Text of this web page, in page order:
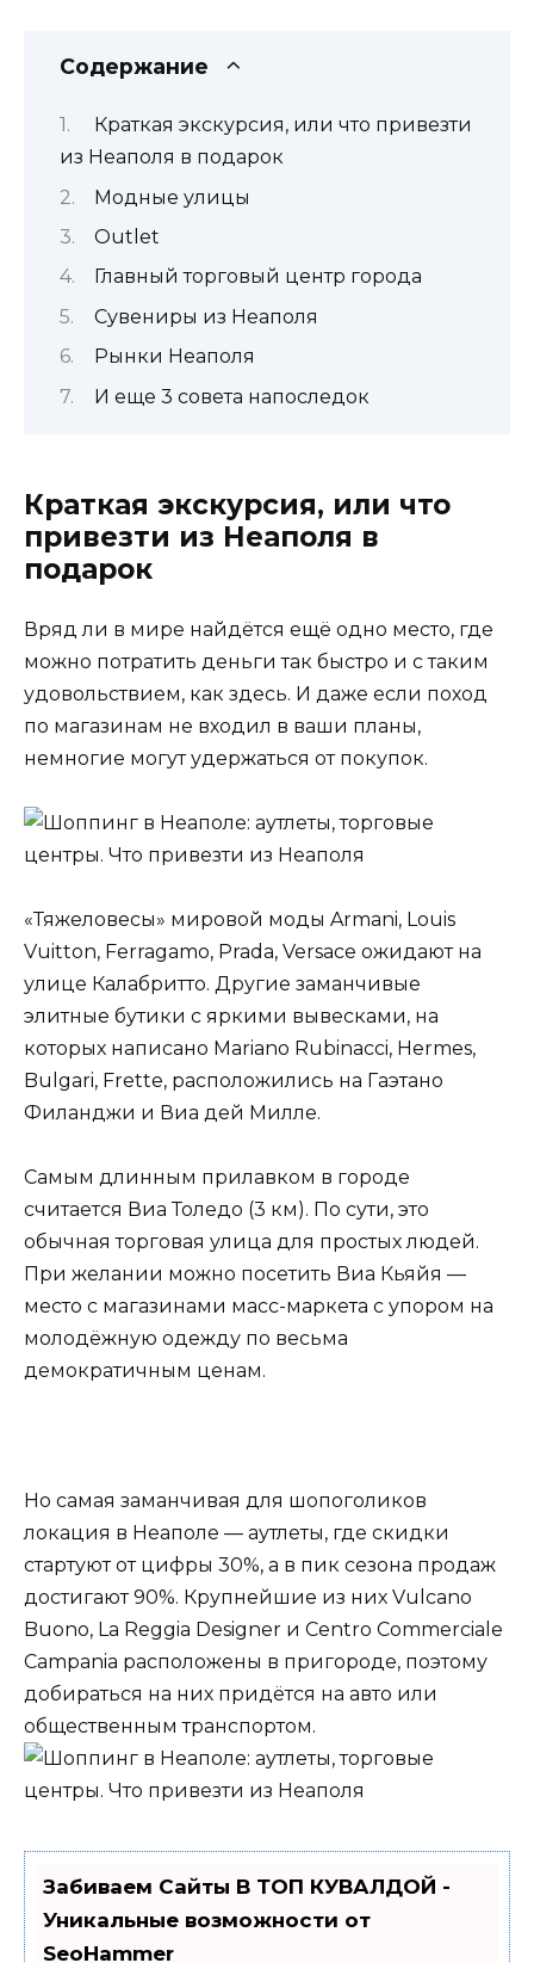
Содержание
Краткая экскурсия, или что привезти
из Неаполя в подарок
Модные улицы
Outlet
Главный торговый центр города
Сувениры из Неаполя
Рынки Неаполя
И еще 3 совета напоследок
Краткая экскурсия, или что
привезти из Неаполя в
подарок
Вряд ли в мире найдётся ещё одно место, где
можно потратить деньги так быстро и с таким
удовольствием, как здесь. И даже если поход
по магазинам не входил в ваши планы,
немногие могут удержаться от покупок.
«Тяжеловесы» мировой моды Armani, Louis
Vuitton, Ferragamo, Prada, Versace ожидают на
улице Калабритто. Другие заманчивые
элитные бутики с яркими вывесками, на
которых написано Mariano Rubinacci, Hermes,
Bulgari, Frette, расположились на Гаэтано
Филанджи и Виа дей Милле.
Самым длинным прилавком в городе
считается Виа Толедо (3 км). По сути, это
обычная торговая улица для простых людей.
При желании можно посетить Виа Кьяйя —
место с магазинами масс-маркета с упором на
молодёжную одежду по весьма
демократичным ценам.
Но самая заманчивая для шопоголиков
локация в Неаполе — аутлеты, где скидки
стартуют от цифры 30%, а в пик сезона продаж
достигают 90%. Крупнейшие из них Vulcano
Buono, La Reggia Designer и Centro Commerciale
Campania расположены в пригороде, поэтому
добираться на них придётся на авто или
общественным транспортом.
Забиваем Сайты В ТОП КУВАЛДОЙ -
Уникальные возможности от
SeoHammer